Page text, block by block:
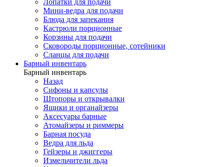
Мини-ведра для подачи
Блюда для запекания
Кастрюли порционные
Корзины для подачи
Сковороды порционные, сотейники
Сланцы для подачи
Барный инвентарь
Барный инвентарь
Назад
Сифоны и капсулы
Штопоры и открывалки
Ящики и органайзеры
Аксесуары барные
Атомайзеры и риммеры
Барная посуда
Ведра для льда
Гейзеры и джиггеры
Измельчители льда